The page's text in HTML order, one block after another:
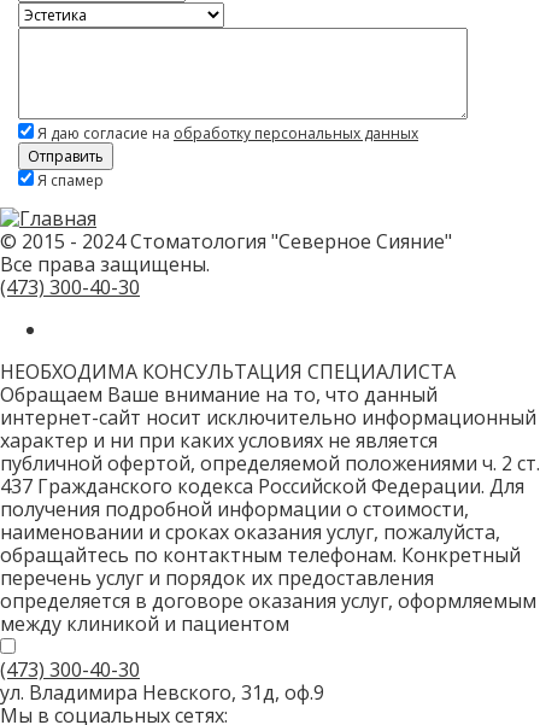
Услуга
Вопрос
Я даю согласие на обработку персональных данных
Скажите,
не
заполняйте
это
поле.
CAPTCHA
только
роботов!
Я спамер
© 2015 - 2024 Стоматология "Северное Сияние"
Все права защищены.
(473) 300-40-30
НЕОБХОДИМА КОНСУЛЬТАЦИЯ СПЕЦИАЛИСТА
Обращаем Ваше внимание на то, что данный
интернет-сайт носит исключительно информационный
характер и ни при каких условиях не является
публичной офертой, определяемой положениями ч. 2 ст.
437 Гражданского кодекса Российской Федерации. Для
получения подробной информации о стоимости,
наименовании и сроках оказания услуг, пожалуйста,
обращайтесь по контактным телефонам. Конкретный
перечень услуг и порядок их предоставления
определяется в договоре оказания услуг, оформляемым
между клиникой и пациентом
(473) 300-40-30
ул. Владимира Невского, 31д, оф.9
Мы в социальных сетях: